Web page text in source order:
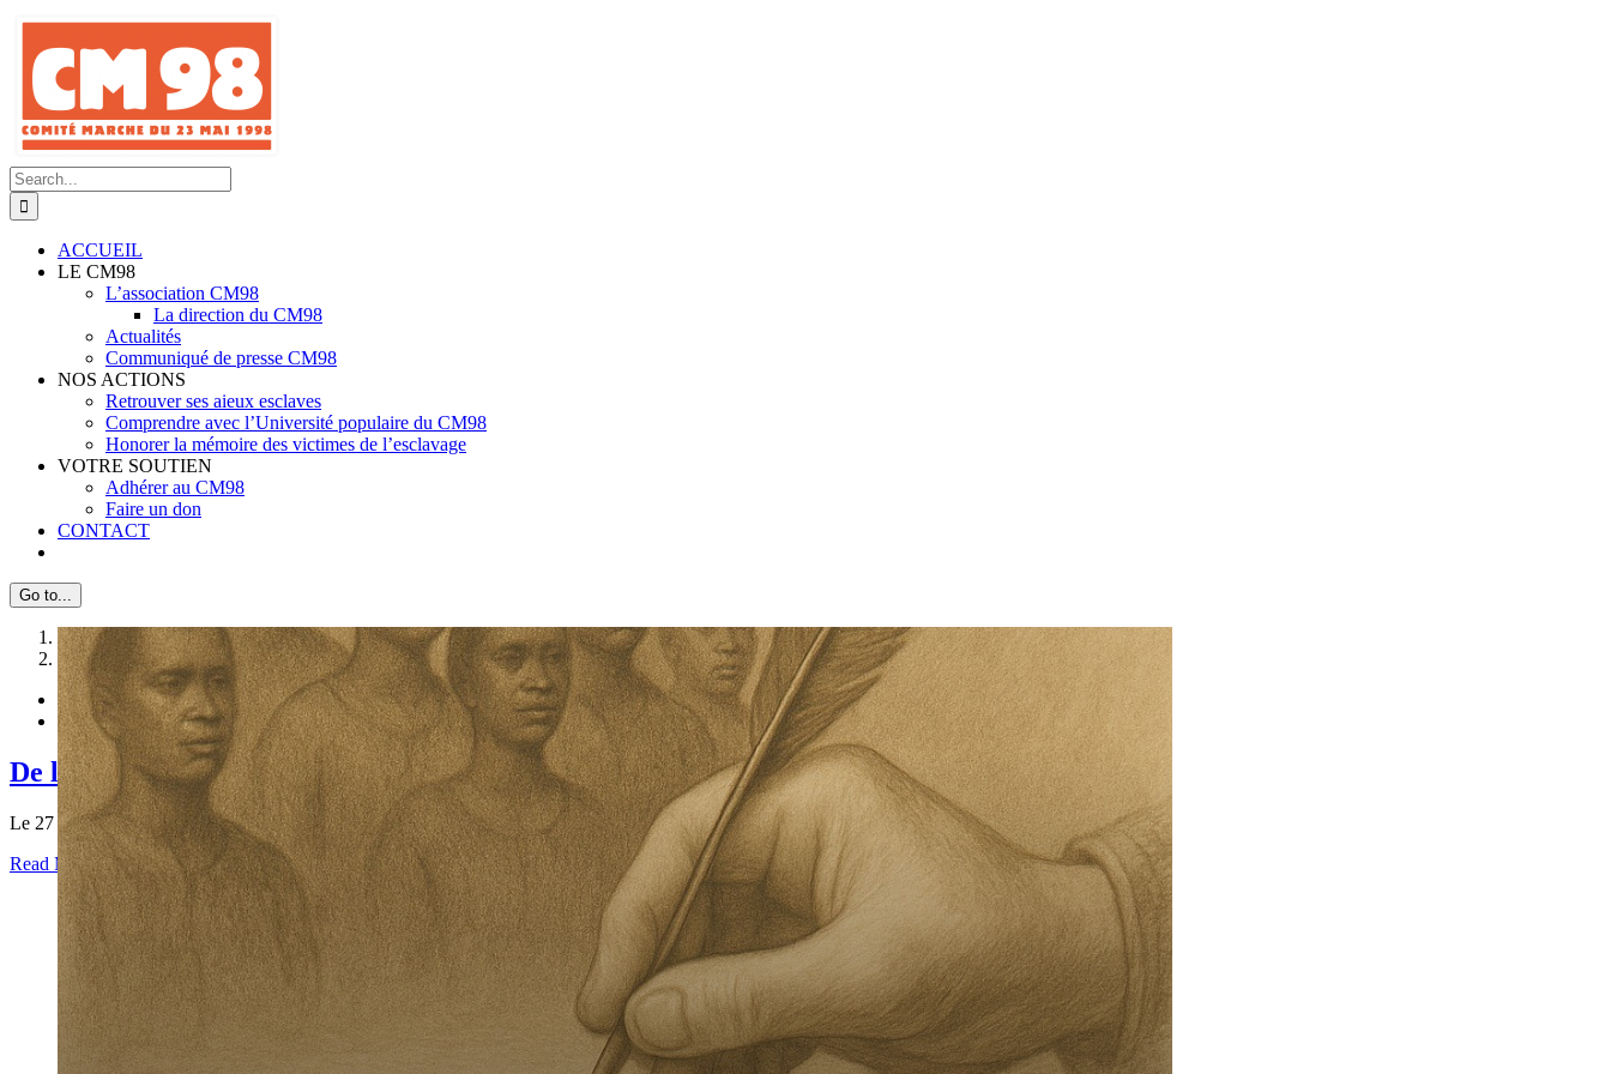
Skip
content
Search
for:
ACCUEIL
LE CM98
L’association CM98
La direction du CM98
Actualités
Communiqué de presse CM98
NOS ACTIONS
Retrouver ses aieux esclaves
Comprendre avec l’Université populaire du CM98
Honorer la mémoire des victimes de l’esclavage
VOTRE SOUTIEN
Adhérer au CM98
Faire un don
CONTACT
Go to...
1
2
De l’ombre à la lumière : 27 avril 1848, abolition de l’esclavage
Le 27 avril, est une date importante de notre histoire
Read More